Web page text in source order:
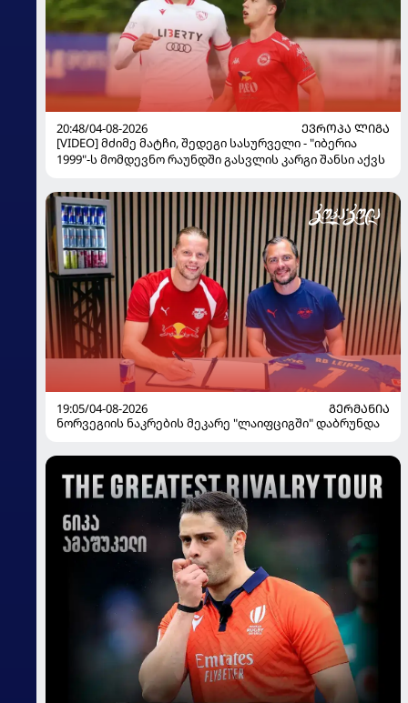
20:48/04-08-2026
ᲔᲕᲠᲝᲞᲐ ᲚᲘᲒᲐ
[VIDEO] მძიმე მატჩი, შედეგი სასურველი - "იბერია
1999"-ს მომდევნო რაუნდში გასვლის კარგი შანსი აქვს
19:05/04-08-2026
ᲒᲔᲠᲛᲐᲜᲘᲐ
ნორვეგიის ნაკრების მეკარე "ლაიფციგში" დაბრუნდა